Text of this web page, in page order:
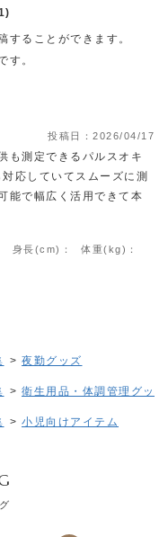
することができます。
す。
投稿日： 2026/04/17
も測定できるパルスオキ
応していてスムーズに測
能で幅広く活用できて本
身長(cm)：
体重(kg)：
> 夜勤グッズ
> 衛生用品・体調管理グッズ
> 小児向けアイテム